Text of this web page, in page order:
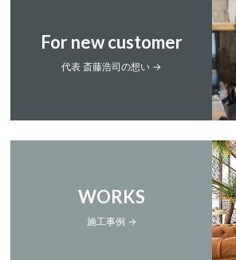
For new customer
代表 斎藤浩司の想い →
WORKS
施工事例 →